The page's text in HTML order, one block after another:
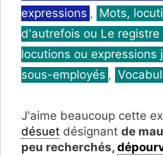
expressions , Mots,
d'autrefois ou Le registre
locutions ou expressions
sous-employés ,
J'aime beaucoup cette
désuet désignant de
peu recherchés,